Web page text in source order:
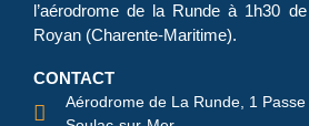
l’aérodrome de la Runde à 1h30
Royan (Charente-Maritime).
CONTACT
Aérodrome de La Runde, 1